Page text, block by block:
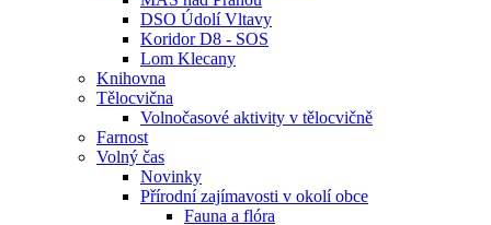
DSO Údolí Vltavy
Koridor D8 - SOS
Lom Klecany
Knihovna
Tělocvična
Volnočasové aktivity v tělocvičně
Farnost
Volný čas
Novinky
Přírodní zajímavosti v okolí obce
Fauna a flóra